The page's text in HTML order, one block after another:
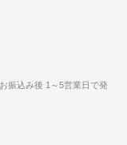
振込み後 1～5営業日で発